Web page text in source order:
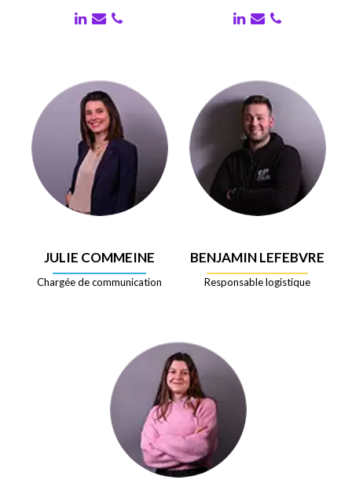
JULIE COMMEINE
Chargée de communication
BENJAMIN LEFEBVRE
Responsable logistique